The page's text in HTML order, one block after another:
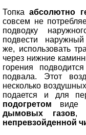
Топкаабсолютно
совсем не
подводку
подвести
же, использовать
через нижние
горения
подвала. Этот
несколько
подается и для
подогретом виде
дымовых газов,
непревзойденной